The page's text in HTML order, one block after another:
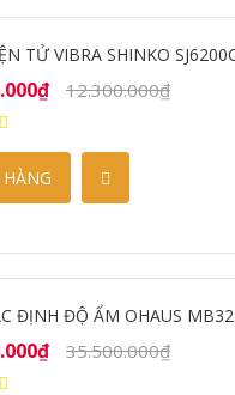
BAO - ĐÓNG GÓI
990.000.000₫
TỬ 3 SỐ LẺ SHINKO AB623
12.500.000₫